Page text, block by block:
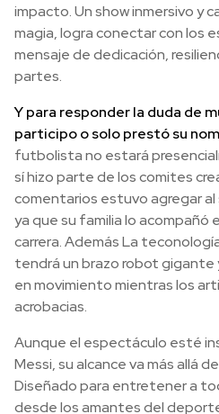
impacto. Un show inmersivo y
magia, logra conectar con los
mensaje de dedicación,
partes.
Y para responder la duda de
participo o solo prestó su
futbolista no estará
sí hizo parte de los comites
comentarios estuvo agregar al
ya que su familia lo acompañó
carrera. Además La
tendrá un brazo robot gigante
en movimiento mientras los
acrobacias.
Aunque el espectáculo esté
Messi, su alcance va más allá
Diseñado para entretener a
desde los amantes del